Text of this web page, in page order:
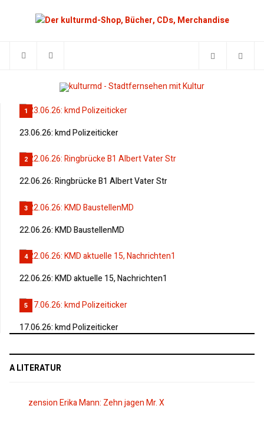
1
23.06.26: kmd Polizeiticker
2
22.06.26: Ringbrücke B1 Albert Vater Str
3
22.06.26: KMD BaustellenMD
4
22.06.26: KMD aktuelle 15, Nachrichten1
5
17.06.26: kmd Polizeiticker
A LITERATUR